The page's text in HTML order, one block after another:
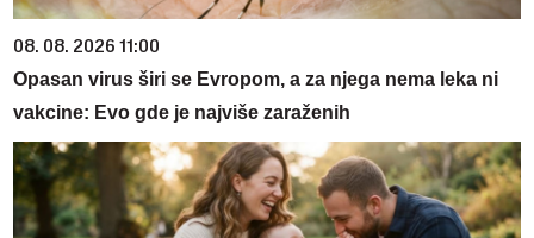
08. 08. 2026 11:00
Opasan virus širi se Evropom, a za njega nema leka ni
vakcine: Evo gde je najviše zaraženih